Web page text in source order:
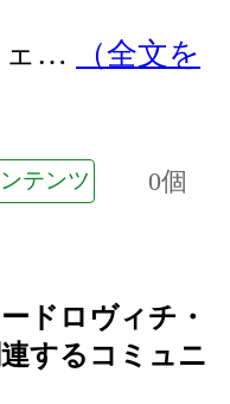
ェ…
（全文を
テンツ 0個
ドロヴィチ・
するコミュニ